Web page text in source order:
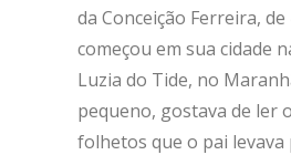
da Conceição Ferreira, de
começou em sua cidade
Luzia do Tide, no
pequeno, gostava de ler
folhetos que o pai levava